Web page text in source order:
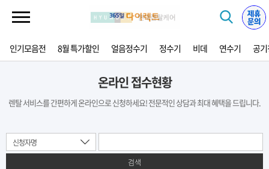
인기모음전 8월 특가할인 얼음정수기 정수기 비데 연수기 공
온라인 접수현황
렌탈 서비스를 간편하게 온라인으로 신청하세요! 전문적인 상담과 최대 혜택을 드립니다.
신청자명
검색